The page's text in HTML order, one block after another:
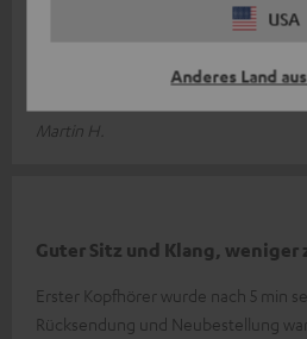
USA
Anderes Land
jedenfall wieder kaufen. M acht
Martin H.
Guter Sitz und Klang,
Erster Kopfhörer wurde nach 5 min
Rücksendung und Neubestellung